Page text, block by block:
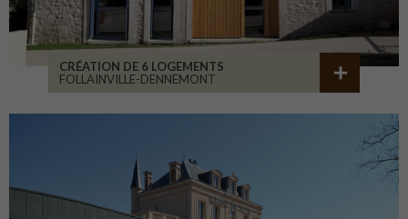
CRÉATION DE 6 LOGEMENTS
FOLLAINVILLE-DENNEMONT